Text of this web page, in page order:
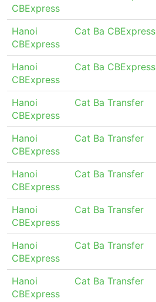
CBExpress
Hanoi
CBExpress
Cat Ba CBExpress
Hanoi
CBExpress
Cat Ba CBExpress
Hanoi
CBExpress
Cat Ba Transfer
Hanoi
CBExpress
Cat Ba Transfer
Hanoi
CBExpress
Cat Ba Transfer
Hanoi
CBExpress
Cat Ba Transfer
Hanoi
CBExpress
Cat Ba Transfer
Hanoi
CBExpress
Cat Ba Transfer